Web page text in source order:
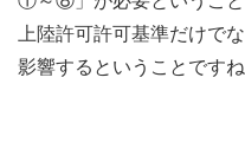
上陸許可許可基準だけで
影響するということですね